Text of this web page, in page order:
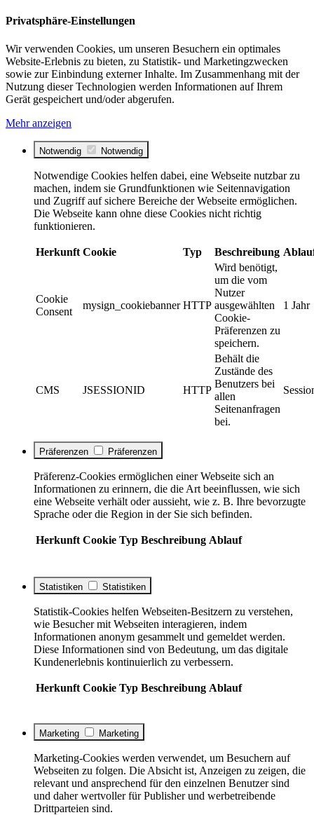
Privatsphäre-Einstellungen
Wir verwenden Cookies, um unseren Besuchern ein optimales
Website-Erlebnis zu bieten, zu Statistik- und Marketingzwecken
sowie zur Einbindung externer Inhalte. Im Zusammenhang mit der
Nutzung dieser Technologien werden Informationen auf Ihrem
Gerät gespeichert und/oder abgerufen.
Mehr anzeigen
Notwendig Notwendig
Notwendige Cookies helfen dabei, eine Webseite nutzbar zu
machen, indem sie Grundfunktionen wie Seitennavigation
und Zugriff auf sichere Bereiche der Webseite ermöglichen.
Die Webseite kann ohne diese Cookies nicht richtig
funktionieren.
Herkunft Cookie Typ Beschreibung
Cookie
Consent
mysign_cookiebanner HTTP
Wird benötigt,
um die vom
Nutzer
ausgewählten
Cookie-
Präferenzen zu
speichern.
1 Jahr
CMS JSESSIONID HTTP
Behält die
Zustände des
Benutzers bei
allen
Seitenanfragen
bei.
Präferenzen Präferenzen
Präferenz-Cookies ermöglichen einer Webseite sich an
Informationen zu erinnern, die die Art beeinflussen, wie sich
eine Webseite verhält oder aussieht, wie z. B. Ihre bevorzugte
Sprache oder die Region in der Sie sich befinden.
Herkunft Cookie Typ Beschreibung Ablauf
Statistiken Statistiken
Statistik-Cookies helfen Webseiten-Besitzern zu verstehen,
wie Besucher mit Webseiten interagieren, indem
Informationen anonym gesammelt und gemeldet werden.
Diese Informationen sind von Bedeutung, um das digitale
Kundenerlebnis kontinuierlich zu verbessern.
Herkunft Cookie Typ Beschreibung Ablauf
Marketing Marketing
Marketing-Cookies werden verwendet, um Besuchern auf
Webseiten zu folgen. Die Absicht ist, Anzeigen zu zeigen, die
relevant und ansprechend für den einzelnen Benutzer sind
und daher wertvoller für Publisher und werbetreibende
Drittparteien sind.